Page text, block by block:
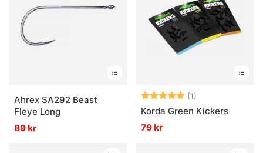
Ahrex SA292 Beast
Fleye Long
89 kr
Betyg: (1)
Korda Green Kickers
79 kr